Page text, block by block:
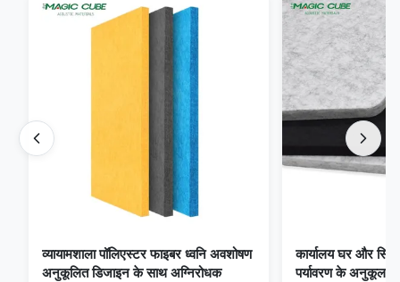
व्यायामशाला पॉलिएस्टर फाइबर ध्वनि अवशोषण
अनुकूलित डिजाइन के साथ अग्निरोधक
कार्यालय घर और
पर्यावरण के अनुकूल